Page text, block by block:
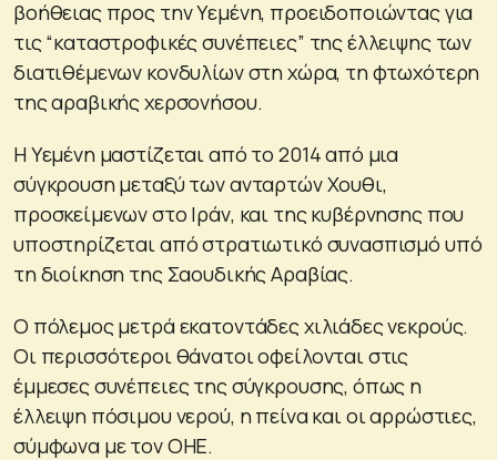
βοήθειας προς την Υεμένη, προειδοποιώντας για
τις “καταστροφικές συνέπειες” της έλλειψης των
διατιθέμενων κονδυλίων στη χώρα, τη φτωχότερη
της αραβικής χερσονήσου.
Η Υεμένη μαστίζεται από το 2014 από μια
σύγκρουση μεταξύ των ανταρτών Χουθι,
προσκείμενων στο Ιράν, και της κυβέρνησης που
υποστηρίζεται από στρατιωτικό συνασπισμό υπό
τη διοίκηση της Σαουδικής Αραβίας.
Ο πόλεμος μετρά εκατοντάδες χιλιάδες νεκρούς.
Οι περισσότεροι θάνατοι οφείλονται στις
έμμεσες συνέπειες της σύγκρουσης, όπως η
έλλειψη πόσιμου νερού, η πείνα και οι αρρώστιες,
σύμφωνα με τον ΟΗΕ.